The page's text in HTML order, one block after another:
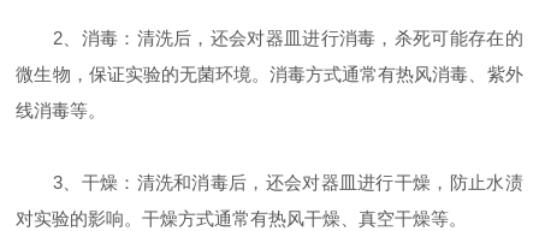
2、消毒：清洗后，还会对器皿进行消毒，杀死可能存在的
微生物，保证实验的无菌环境。消毒方式通常有热风消毒、紫外
线消毒等。
3、干燥：清洗和消毒后，还会对器皿进行干燥，防止水渍
对实验的影响。干燥方式通常有热风干燥、真空干燥等。